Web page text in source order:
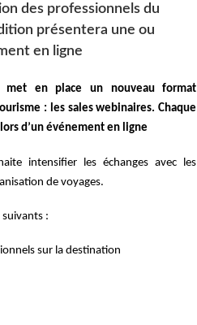
des professionnels du
présentera une ou
en ligne
met en place un nouveau format
: les sales webinaires. Chaque
d’un événement en ligne
intensifier les échanges avec les
de voyages.
:
sur la destination